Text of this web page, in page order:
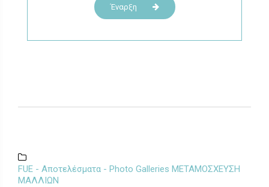
Έναρξη
FUE - Αποτελέσματα - Photo Galleries ΜΕΤΑΜΟΣΧΕΥΣΗ
ΜΑΛΛΙΩΝ